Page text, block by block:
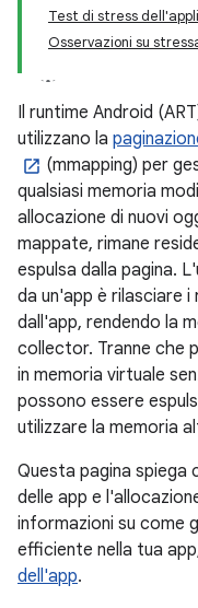
Test di stress
Osservazioni su
Il runtime Android
utilizzano la
(mmapping) per
qualsiasi memoria
allocazione di nuovi
mappate, rimane
espulsa dalla pagina.
da un'app è rilasciare
dall'app, rendendo la
collector. Tranne che
in memoria virtuale
possono essere
utilizzare la memoria
Questa pagina spiega
delle app e
informazioni su come
efficiente nella tua
dell'app.